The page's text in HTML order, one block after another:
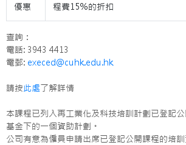
優惠
程費15％的折扣
查詢：
電話: 3943 4413
電郵: execed@cuhk.edu.hk
請按此處了解詳情
本課程已列入再工業化及科技培訓計劃已登記
基金下的一個資助計劃。
公司有意為僱員申請出席已登記公開課程的培